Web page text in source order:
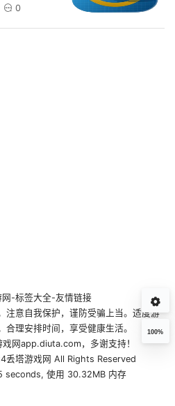
0
100%
-标签大全-友情链接
注意自我保护，谨防受骗上当。适度游
理安排时间，享受健康生活。
网app.diuta.com，多谢支持！
塔游戏网 All Rights Reserved
seconds, 使用 30.32MB 内存